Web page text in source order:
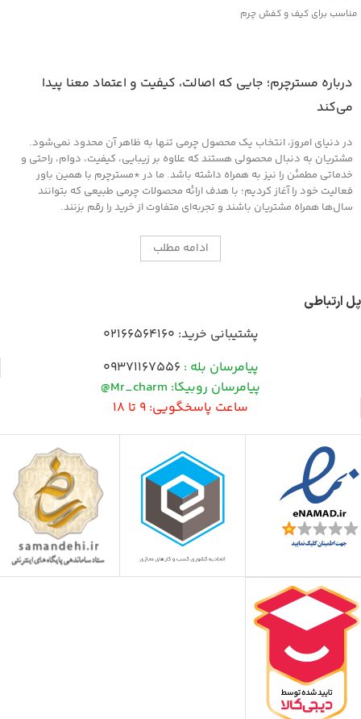
مناسب برای کیف و کفش چرم
درباره مسترچرم؛ جایی که اصالت، کیفیت و اعتماد معنا پیدا
می‌کند
در دنیای امروز، انتخاب یک محصول چرمی تنها به ظاهر آن محدود نمی‌شود.
مشتریان به دنبال محصولی هستند که علاوه بر زیبایی، کیفیت، دوام، راحتی و
خدماتی مطمئن را نیز به همراه داشته باشد. ما در *مسترچرم با همین باور
فعالیت خود را آغاز کردیم؛ با هدف ارائه محصولات چرمی طبیعی که بتوانند
سال‌ها همراه مشتریان باشند و تجربه‌ای متفاوت از خرید را رقم بزنند.
ادامه مطلب
پل ارتباطی
پشتیبانی خرید: 02166564160
پیامرسان بله : 09371167556
پیامرسان روبیکا: Mr_charm@
ساعت پاسخگویی: 9 تا 18